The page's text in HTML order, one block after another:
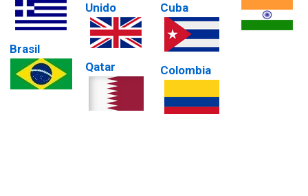
Brasil
Unido
Qatar
Cuba
Colombia